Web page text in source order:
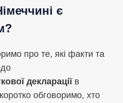
є
про те, які факти та
декларації в
обговоримо, хто